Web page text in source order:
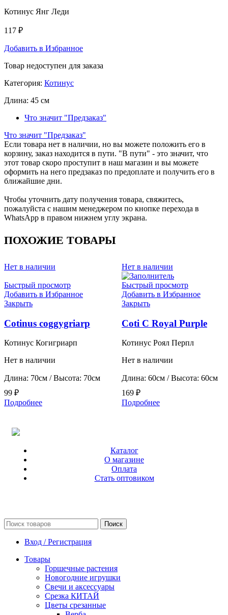
Котинус Янг Леди
117 ₽
Добавить в Избранное
Товар недоступен для заказа
Категория: Котинус
Длина: 45 см
Что значит "Предзаказ"
Что значит "Предзаказ"
Если товара нет в наличии, но вы можете положить его в
корзину, заказ находится в пути. "В пути" - это значит, что
этот товар скоро проступит в наш магазин и вы можете
оформить на него предзаказ по предоплате и получить его в
ближайшие дни.
Чтобы уточнить дату получения товара, свяжитесь,
пожалуйста с нашим менеджером по кнопке перехода в
WhatsApp в правом нижнем углу экрана.
ПОХОЖИЕ ТОВАРЫ
Нет в наличии
Быстрый просмотр
Добавить в Избранное
Закрыть
Cotinus coggygriarp
Котинус Когигриарп
Нет в наличии
Длина: 70см / Высота: 70см
99 ₽
Подробнее
Нет в наличии
Быстрый просмотр
Добавить в Избранное
Закрыть
Coti C Royal Purple
Котинус Роял Перпл
Нет в наличии
Длина: 60см / Высота: 60см
169 ₽
Подробнее
Каталог
О магазине
Оплата
Стать оптовиком
Поиск
Вход / Регистрация
Товары
Горшечные растения
Новогодние игрушки
Свечи и аксессуары
Срезка КИТАЙ
Цветы срезанные